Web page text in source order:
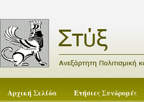
Αρχική Σελίδα Ετήσιες Συνδρομές